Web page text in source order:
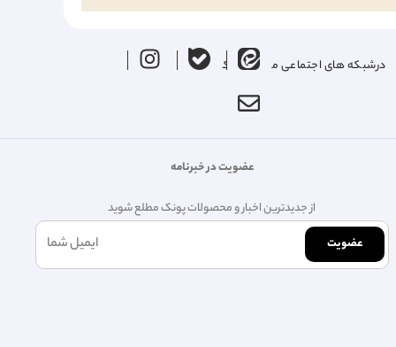
درشبکه های اجتماعی ما را دنبال کنید
عضویت در خبرنامه
از جدیدترین اخبار و محصولات پونک مطلع شوید
عضویت